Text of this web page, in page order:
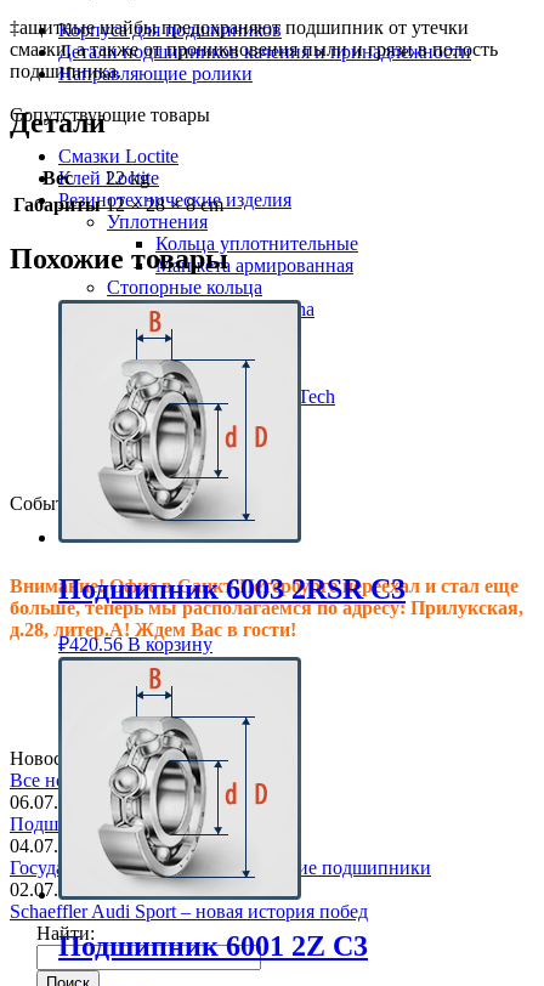
Корпуса для подшипников
Детали подшипников качения и принадлежности
Направляющие ролики
Сопутствующие товары
Смазки Loctite
Клей Loctite
Резинотехнические изделия
Уплотнения
Кольца уплотнительные
Манжета армированная
Стопорные кольца
Клиновые ремни Rubena
Обернутые
Клиновые ремни
Клиновые ремни ContiTech
Сальники подшипника
Клиновые ремни
Техпластина резиновая
События
Внимание! Офис в Санкт-Петербурге переехал и стал еще
больше, теперь мы располагаемся по адресу: Прилукская,
д.28, литер.А! Ждем Вас в гости!
Новостная лента
Все новости
06.07.2018
Подшипник в основе дома
04.07.2018
Государство поддержит челябинские подшипники
02.07.2018
Schaeffler Audi Sport – новая история побед
Найти:
‡ащитные шайбы предохраняют подшипник от утечки
смазки, а также от проникновения пыли и грязи в полость
подшипника.
Детали
Вес
22 kg
Габариты 12 × 28 × 8 cm
Похожие товары
Подшипник 6003 2RSR C3
₽420.56 В корзину
Подшипник 6001 2Z C3